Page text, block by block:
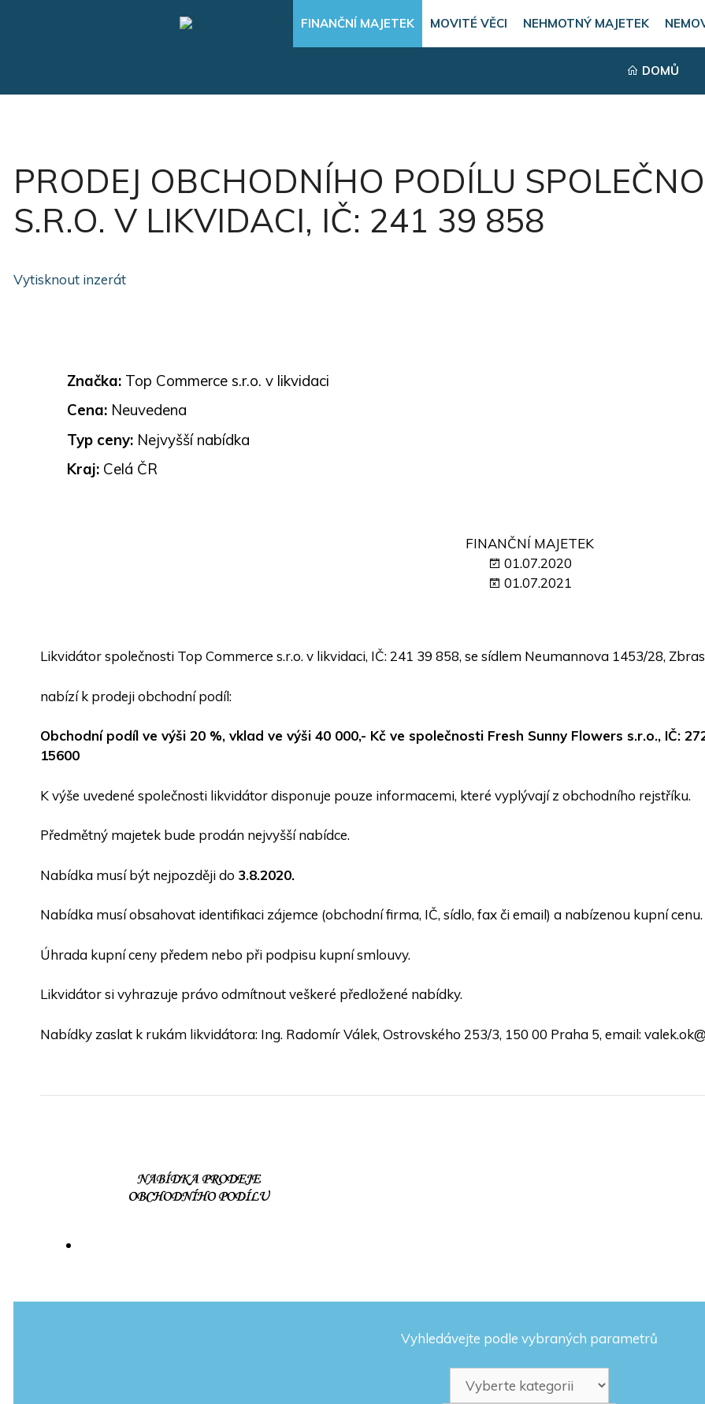
FINANČNÍ MAJETEK MOVITÉ VĚCI NEHMOTNÝ MAJETEK
DOMŮ
PRODEJ OBCHODNÍHO PODÍLU
S.R.O. V LIKVIDACI, IČ: 241 39 858
Vytisknout inzerát
Značka: Top Commerce s.r.o. v likvidaci
Cena: Neuvedena
Typ ceny: Nejvyšší nabídka
Kraj: Celá ČR
FINANČNÍ MAJETEK
01.07.2020
01.07.2021
Likvidátor společnosti Top Commerce s.r.o. v likvidaci, IČ: 241 39 858, se sídlem Neumannova 1453/28,
nabízí k prodeji obchodní podíl:
Obchodní podíl ve výši 20 %, vklad ve výši 40 000,- Kč ve společnosti Fresh Sunny Flowers s.r.o., IČ:
15600
K výše uvedené společnosti likvidátor disponuje pouze informacemi, které vyplývají z obchodního rejstříku.
Předmětný majetek bude prodán nejvyšší nabídce.
Nabídka musí být nejpozději do 3.8.2020.
Nabídka musí obsahovat identifikaci zájemce (obchodní firma, IČ, sídlo, fax či email) a nabízenou kupní cenu.
Úhrada kupní ceny předem nebo při podpisu kupní smlouvy.
Likvidátor si vyhrazuje právo odmítnout veškeré předložené nabídky.
Nabídky zaslat k rukám likvidátora: Ing. Radomír Válek, Ostrovského 253/3, 150 00 Praha 5, email:
Vyhledávejte podle vybraných parametrů